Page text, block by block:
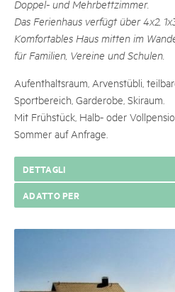
Doppel- und Mehrbettzimmer.
Das Ferienhaus verfügt über 4x2,
Komfortables Haus mitten im
für Familien, Vereine und Schulen.
Aufenthaltsraum, Arvenstübli,
Sportbereich, Garderobe, Skiraum.
Mit Frühstück, Halb- oder
Sommer auf Anfrage.
DETTAGLI
ADATTO PER